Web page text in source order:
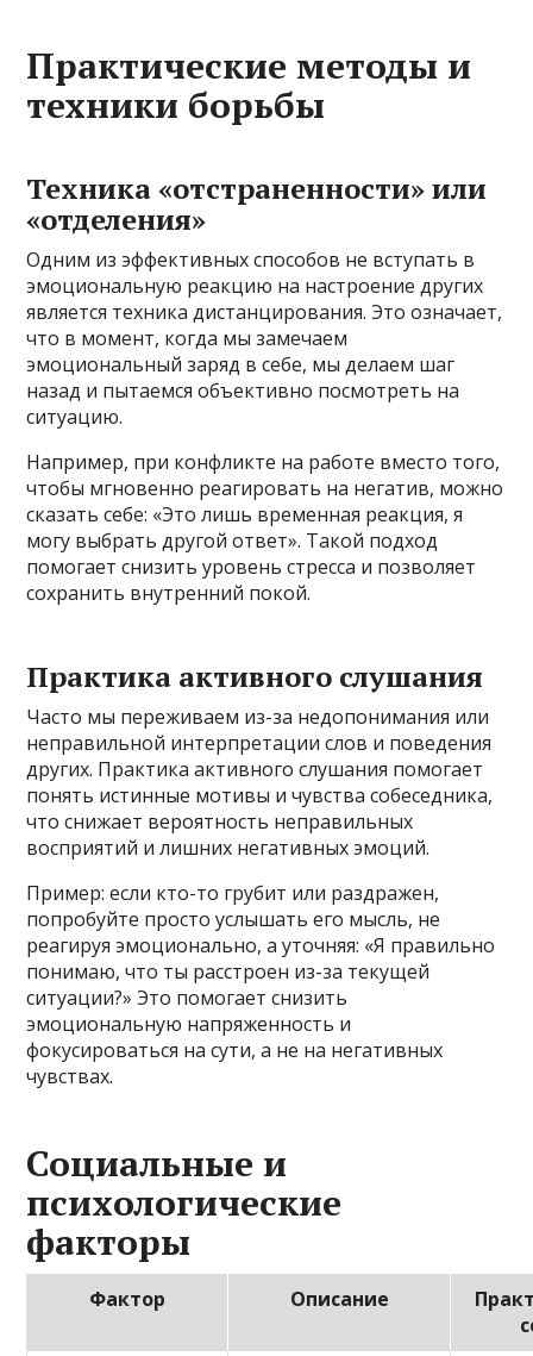
Практические методы и
техники борьбы
Техника «отстраненности» или
«отделения»
Одним из эффективных способов не вступать в
эмоциональную реакцию на настроение других
является техника дистанцирования. Это означает,
что в момент, когда мы замечаем
эмоциональный заряд в себе, мы делаем шаг
назад и пытаемся объективно посмотреть на
ситуацию.
Например, при конфликте на работе вместо того,
чтобы мгновенно реагировать на негатив, можно
сказать себе: «Это лишь временная реакция, я
могу выбрать другой ответ». Такой подход
помогает снизить уровень стресса и позволяет
сохранить внутренний покой.
Практика активного слушания
Часто мы переживаем из-за недопонимания или
неправильной интерпретации слов и поведения
других. Практика активного слушания помогает
понять истинные мотивы и чувства собеседника,
что снижает вероятность неправильных
восприятий и лишних негативных эмоций.
Пример: если кто-то грубит или раздражен,
попробуйте просто услышать его мысль, не
реагируя эмоционально, а уточняя: «Я правильно
понимаю, что ты расстроен из-за текущей
ситуации?» Это помогает снизить
эмоциональную напряженность и
фокусироваться на сути, а не на негативных
чувствах.
Социальные и
психологические
факторы
Фактор Описание